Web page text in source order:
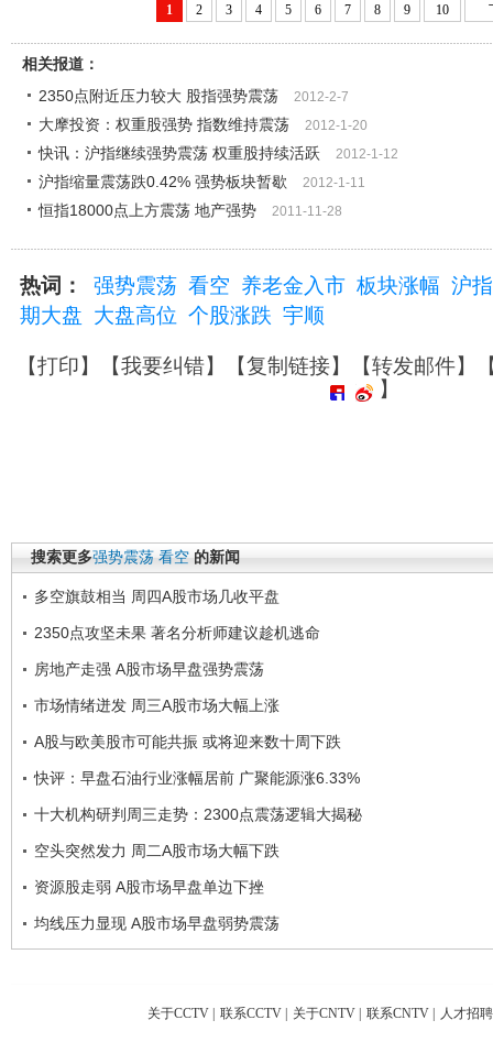
1 2 3 4 5 6 7 8 9 10
相关报道：
2350点附近压力较大 股指强势震荡
2012-2-7
大摩投资：权重股强势 指数维持震荡 2012-1-20
快讯：沪指继续强势震荡 权重股持续活跃 2012-1-12
沪指缩量震荡跌0.42% 强势板块暂歇 2012-1-11
恒指18000点上方震荡 地产强势 2011-11-28
热词： 强势震荡 看空 养老金入市 板块涨幅 沪指
期大盘 大盘高位 个股涨跌 宇顺
【打印】【我要纠错】【复制链接】【转发邮件】
】
搜索更多强势震荡 看空 的新闻
多空旗鼓相当 周四A股市场几收平盘
2350点攻坚未果 著名分析师建议趁机逃命
房地产走强 A股市场早盘强势震荡
市场情绪迸发 周三A股市场大幅上涨
A股与欧美股市可能共振 或将迎来数十周下跌
快评：早盘石油行业涨幅居前 广聚能源涨6.33%
十大机构研判周三走势：2300点震荡逻辑大揭秘
空头突然发力 周二A股市场大幅下跌
资源股走弱 A股市场早盘单边下挫
均线压力显现 A股市场早盘弱势震荡
关于CCTV | 联系CCTV | 关于CNTV | 联系CNTV | 人才招聘